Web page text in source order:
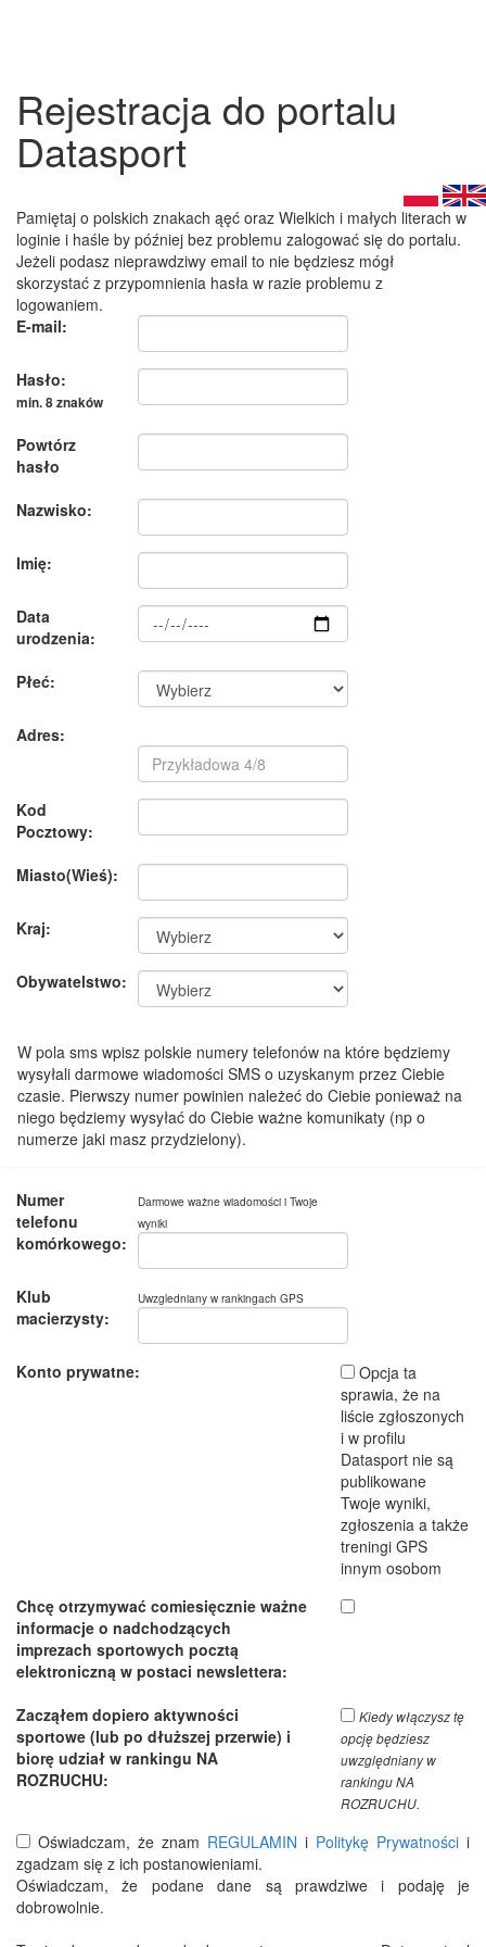
Rejestracja do portalu
Datasport
Pamiętaj o polskich znakach ąęć oraz Wielkich i małych literach w
loginie i haśle by później bez problemu zalogować się do portalu.
Jeżeli podasz nieprawdziwy email to nie będziesz mógł
skorzystać z przypomnienia hasła w razie problemu z
logowaniem.
E-mail:
Hasło:
min. 8 znaków
Powtórz
hasło
Nazwisko:
Imię:
Data
urodzenia:
Płeć:
Adres:
Kod
Pocztowy:
Miasto(Wieś):
Kraj:
Obywatelstwo:
W pola sms wpisz polskie numery telefonów na które będziemy
wysyłali darmowe wiadomości SMS o uzyskanym przez Ciebie
czasie. Pierwszy numer powinien należeć do Ciebie ponieważ na
niego będziemy wysyłać do Ciebie ważne komunikaty (np o
numerze jaki masz przydzielony).
Numer
telefonu
komórkowego:
Darmowe ważne wiadomości i Twoje
wyniki
Klub
macierzysty:
Uwzgledniany w rankingach GPS
Konto prywatne:
Opcja ta
sprawia, że na
liście zgłoszonych
i w profilu
Datasport nie są
publikowane
Twoje wyniki,
zgłoszenia a także
treningi GPS
innym osobom
Chcę otrzymywać comiesięcznie ważne
informacje o nadchodzących
imprezach sportowych pocztą
elektroniczną w postaci newslettera:
Zacząłem dopiero aktywności
sportowe (lub po dłuższej przerwie) i
biorę udział w rankingu NA
ROZRUCHU:
Kiedy włączysz tę
opcję będziesz
uwzględniany w
rankingu NA
ROZRUCHU.
Oświadczam, że znam REGULAMIN i Politykę Prywatności i
zgadzam się z ich postanowieniami.
Oświadczam, że podane dane są prawdziwe i podaję je
dobrowolnie.